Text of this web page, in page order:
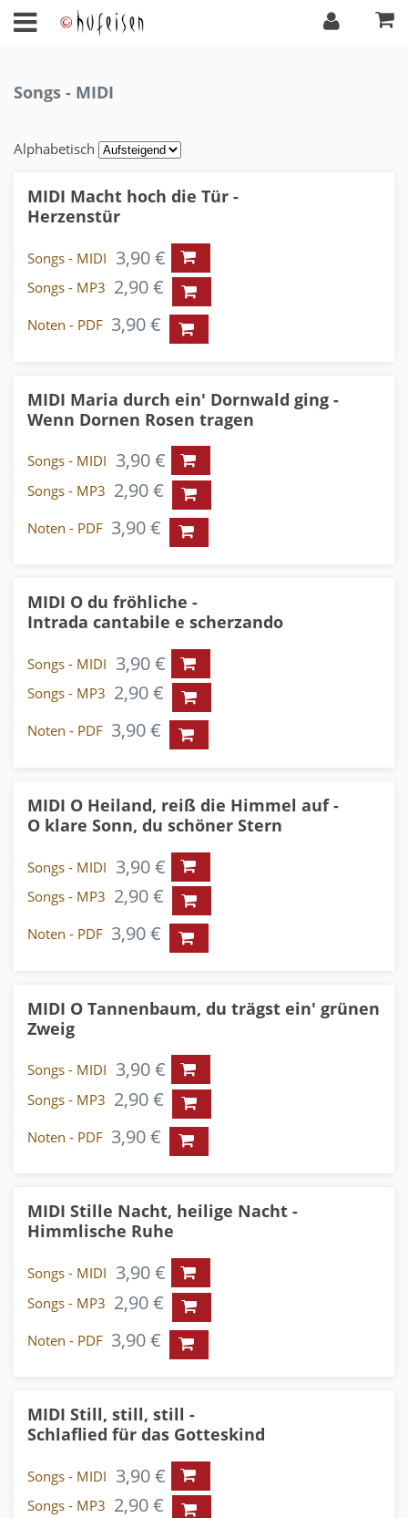
Songs - MIDI
Alphabetisch
MIDI Macht hoch die Tür -
Herzenstür
Songs - MIDI 3,90 €
Songs - MP3 2,90 €
Noten - PDF 3,90 €
MIDI Maria durch ein' Dornwald ging -
Wenn Dornen Rosen tragen
Songs - MIDI 3,90 €
Songs - MP3 2,90 €
Noten - PDF 3,90 €
MIDI O du fröhliche -
Intrada cantabile e scherzando
Songs - MIDI 3,90 €
Songs - MP3 2,90 €
Noten - PDF 3,90 €
MIDI O Heiland, reiß die Himmel auf -
O klare Sonn, du schöner Stern
Songs - MIDI 3,90 €
Songs - MP3 2,90 €
Noten - PDF 3,90 €
MIDI O Tannenbaum, du trägst ein' grünen
Zweig
Songs - MIDI 3,90 €
Songs - MP3 2,90 €
Noten - PDF 3,90 €
MIDI Stille Nacht, heilige Nacht -
Himmlische Ruhe
Songs - MIDI 3,90 €
Songs - MP3 2,90 €
Noten - PDF 3,90 €
MIDI Still, still, still -
Schlaflied für das Gotteskind
Songs - MIDI 3,90 €
Songs - MP3 2,90 €